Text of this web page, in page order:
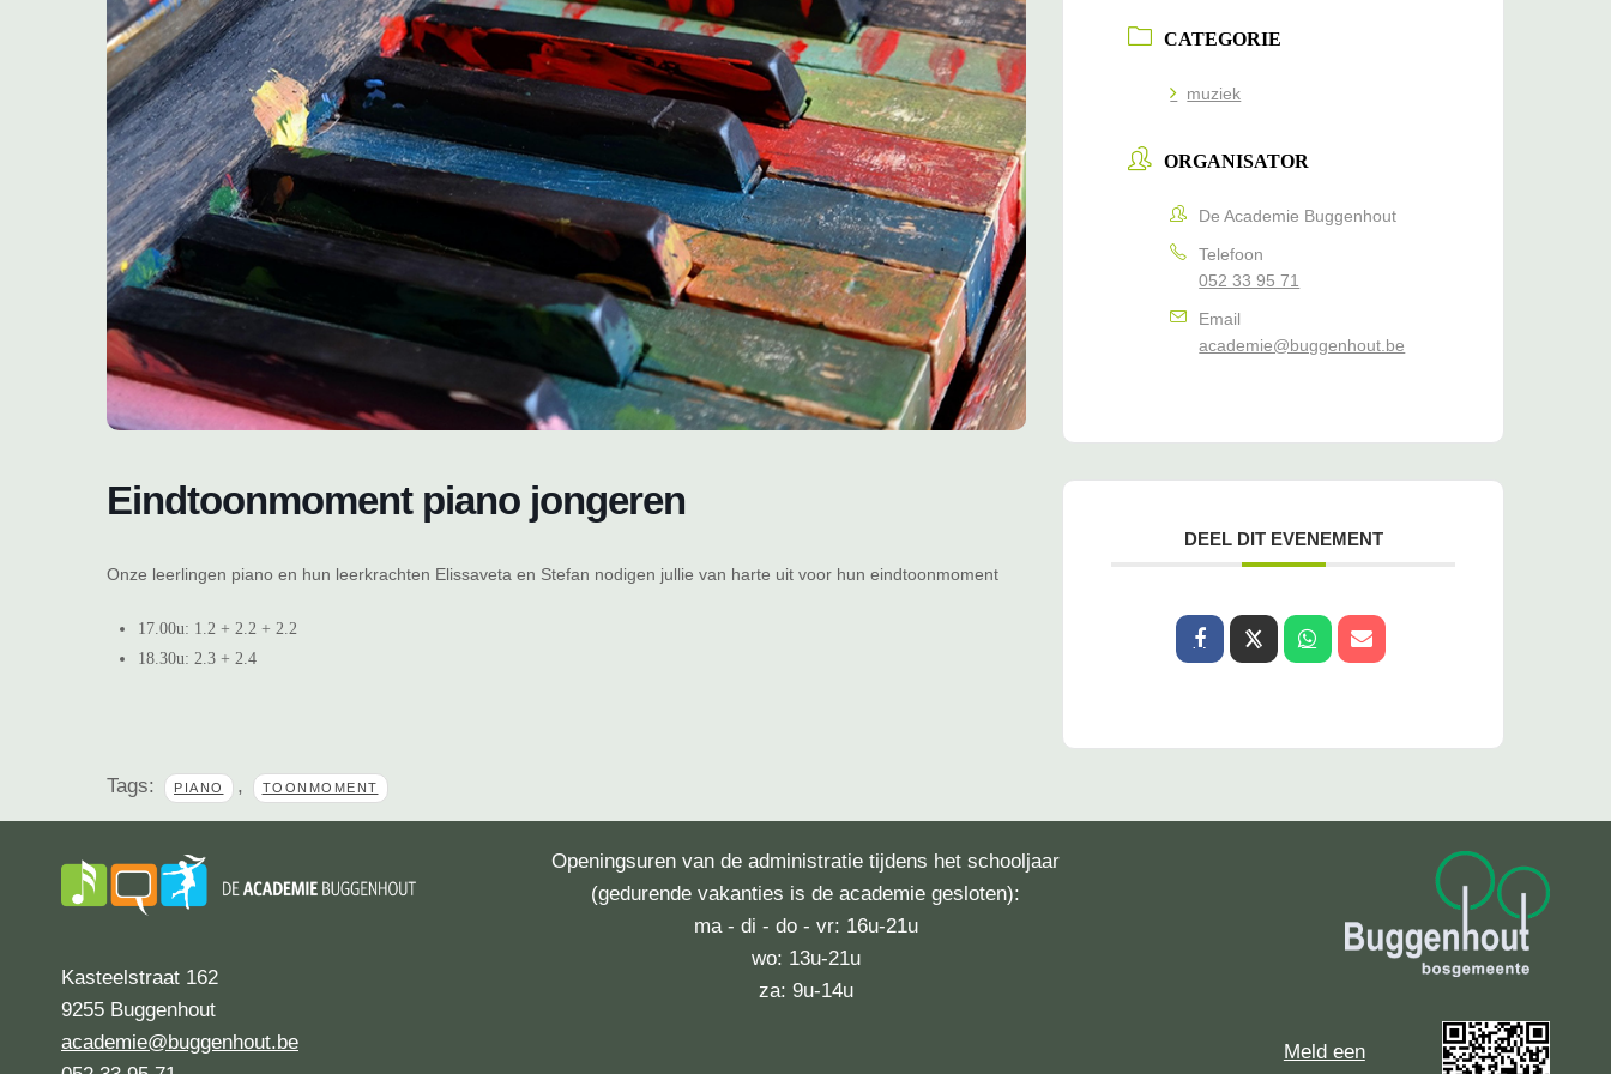
Eindtoonmoment piano jongeren
Onze leerlingen piano en hun leerkrachten Elissaveta en Stefan nodigen jullie van harte uit voor hun eindtoonmoment
17.00u: 1.2 + 2.2 + 2.2
18.30u: 2.3 + 2.4
Tags: PIANO , TOONMOMENT
CATEGORIE
muziek
ORGANISATOR
De Academie Buggenhout
Telefoon
052 33 95 71
Email
academie@buggenhout.be
DEEL DIT EVENEMENT
Kasteelstraat 162
9255 Buggenhout
academie@buggenhout.be
Openingsuren van de administratie tijdens het schooljaar
(gedurende vakanties is de academie gesloten):
ma - di - do - vr: 16u-21u
wo: 13u-21u
za: 9u-14u
Meld een